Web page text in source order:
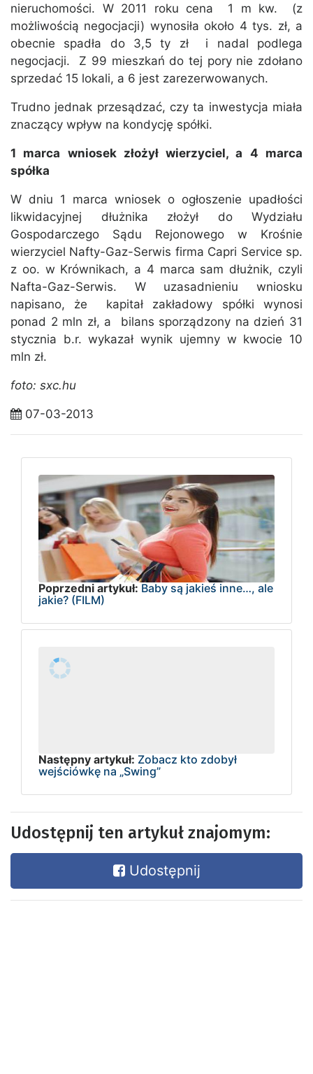
nieruchomości. W 2011 roku cena 1 m kw. (z
możliwością negocjacji) wynosiła około 4 tys. zł, a
obecnie spadła do 3,5 ty zł i nadal podlega
negocjacji. Z 99 mieszkań do tej pory nie zdołano
sprzedać 15 lokali, a 6 jest zarezerwowanych.
Trudno jednak przesądzać, czy ta inwestycja miała
znaczący wpływ na kondycję spółki.
1 marca wniosek złożył wierzyciel, a 4 marca
spółka
W dniu 1 marca wniosek o ogłoszenie upadłości
likwidacyjnej dłużnika złożył do Wydziału
Gospodarczego Sądu Rejonowego w Krośnie
wierzyciel Nafty-Gaz-Serwis firma Capri Service sp.
z oo. w Krównikach, a 4 marca sam dłużnik, czyli
Nafta-Gaz-Serwis. W uzasadnieniu wniosku
napisano, że kapitał zakładowy spółki wynosi
ponad 2 mln zł, a bilans sporządzony na dzień 31
stycznia b.r. wykazał wynik ujemny w kwocie 10
mln zł.
foto: sxc.hu
07-03-2013
Poprzedni artykuł: Baby są jakieś inne…, ale
jakie? (FILM)
Następny artykuł: Zobacz kto zdobył
wejściówkę na „Swing”
Udostępnij ten artykuł znajomym:
Udostępnij